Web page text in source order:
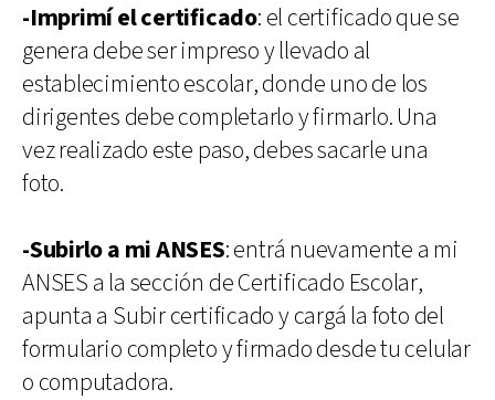
-Imprimí el certificado: el certificado que se
genera debe ser impreso y llevado al
establecimiento escolar, donde uno de los
dirigentes debe completarlo y firmarlo. Una
vez realizado este paso, debes sacarle una
foto.
-Subirlo a mi ANSES: entrá nuevamente a mi
ANSES a la sección de Certificado Escolar,
apunta a Subir certificado y cargá la foto del
formulario completo y firmado desde tu celular
o computadora.